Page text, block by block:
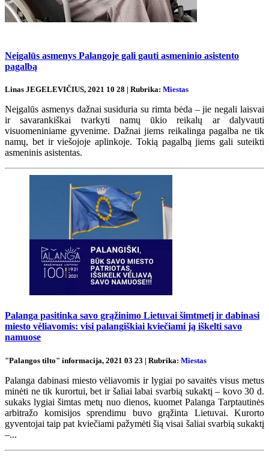
Neįgalūs asmenys Palangoje gali gauti asmeninio asistento
pagalbą
Linas JEGELEVIČIUS, 2021 10 28 | Rubrika: Miestas
Neįgalūs asmenys dažnai susiduria su rimta bėda – jie negali laisvai
ir savarankiškai tvarkyti namų ūkio reikalų ar dalyvauti
visuomeniniame gyvenime. Dažnai jiems reikalinga pagalba ne tik
namų, bet ir viešojoje aplinkoje. Tokią pagalbą jiems gali suteikti
asmeninis asistentas.
Palanga pasitinka savo grąžinimo Lietuvai šimtmetį ir dabinasi
miesto vėliavomis: visi palangiškiai kviečiami ją iškelti savo
namuose
"Palangos tilto" informacija, 2021 03 23 | Rubrika: Miestas
Palanga dabinasi miesto vėliavomis ir lygiai po savaitės visus metus
minėti ne tik kurortui, bet ir šaliai labai svarbią sukaktį – kovo 30 d.
sukaks lygiai šimtas metų nuo dienos, kuomet Palanga Tarptautinės
arbitražo komisijos sprendimu buvo grąžinta Lietuvai. Kurorto
gyventojai taip pat kviečiami pažymėti šią visai šaliai svarbią sukaktį
–...